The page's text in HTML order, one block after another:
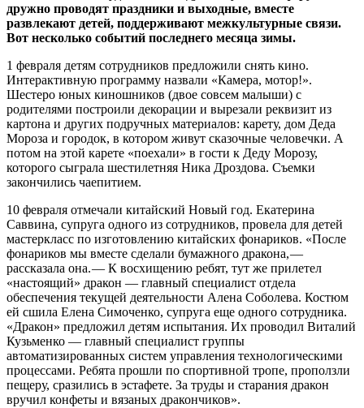
дружно проводят праздники и выходные, вместе
развлекают детей, поддерживают межкультурные связи.
Вот несколько событий последнего месяца зимы.
1 февраля детям сотрудников предложили снять кино.
Интерактивную программу назвали «Камера, мотор!».
Шестеро юных киношников (двое совсем малыши) с
родителями построили декорации и вырезали реквизит из
картона и других подручных материалов: карету, дом Деда
Мороза и городок, в котором живут сказочные человечки. А
потом на этой карете «поехали» в гости к Деду Морозу,
которого сыграла шестилетняя Ника Дроздова. Съемки
закончились чаепитием.
10 февраля отмечали китайский Новый год. Екатерина
Саввина, супруга одного из сотрудников, провела для детей
мастер­класс по изготовлению китайских фонариков. «После
фонариков мы вместе сделали бумажного дракона, —
рассказала она. — ​К восхищению ребят, тут же прилетел
«настоящий» дракон — ​главный специалист отдела
обеспечения текущей деятельности Алена Соболева. Костюм
ей сшила Елена Симоченко, супруга еще одного сотрудника.
«Дракон» предложил детям испытания. Их проводил Виталий
Кузьменко — ​главный специалист группы
автоматизированных систем управления технологическими
процессами. Ребята прошли по спортивной тропе, проползли
пещеру, сразились в эстафете. За труды и старания дракон
вручил конфеты и вязаных дракончиков».